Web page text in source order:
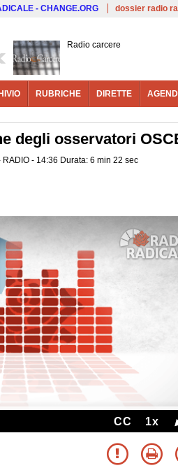
Salta
- CHANGE.ORG dossier radio
Radio carcere
RUBRICHE DIRETTE
degli osservatori
RADIO - 14:36 Durata: 6 min 22 sec
CC 1x